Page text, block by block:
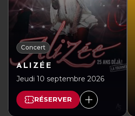
Concert
ALIZÉE
Jeudi 10 septembre 2026
RÉSERVER